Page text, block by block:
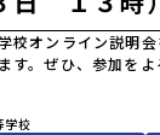
校オンライン説明会
す。ぜひ、参加を
学校